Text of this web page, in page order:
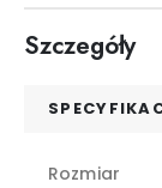
Szczegóły
Rozmiar